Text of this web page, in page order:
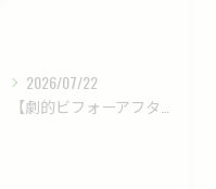
2026/07/22
【劇的ビフォーアフター】雑草だらけの法面が、ロックガーデンで...